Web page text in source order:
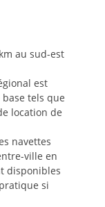
au sud-est
est
tels que
location de
navettes
ville en
disponibles
si